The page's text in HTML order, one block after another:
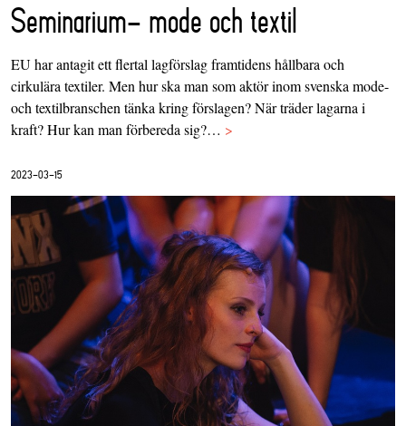
Seminarium- mode och textil
EU har antagit ett flertal lagförslag framtidens hållbara och
cirkulära textiler. Men hur ska man som aktör inom svenska mode-
och textilbranschen tänka kring förslagen? När träder lagarna i
kraft? Hur kan man förbereda sig?… >
2023-03-15